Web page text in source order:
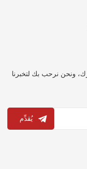
ونحن نرحب بك لتخبرنا
يُقدِّم